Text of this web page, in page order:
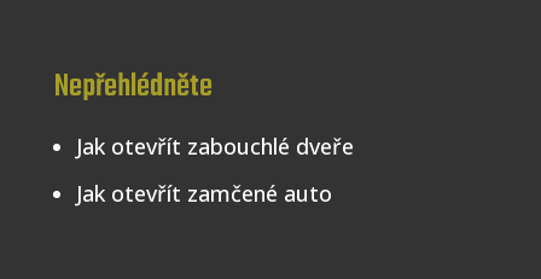
Nepřehlédněte
Jak otevřít zabouchlé dveře
Jak otevřít zamčené auto